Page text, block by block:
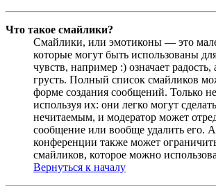
Что такое смайлики?
Смайлики, или эмотиконы — это
которые могут быть использованы
чувств, например :) означает радость,
грусть. Полный список смайликов
форме создания сообщений. Только не
используя их: они легко могут
нечитаемым, и модератор может
сообщение или вообще удалить его.
конференции также может
смайликов, которое можно
Вернуться к началу